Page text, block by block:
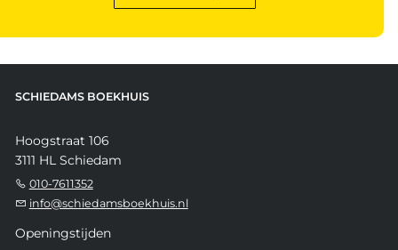
SCHIEDAMS BOEKHUIS
Hoogstraat 106
3111 HL Schiedam
010-7611352
info@schiedamsboekhuis.nl
Openingstijden